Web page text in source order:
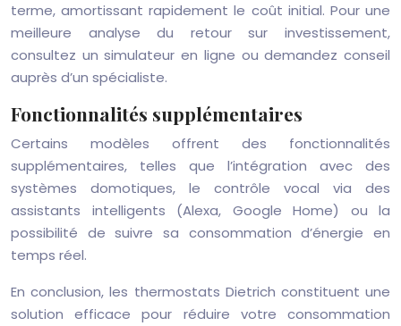
terme, amortissant rapidement le coût initial. Pour une
meilleure analyse du retour sur investissement,
consultez un simulateur en ligne ou demandez conseil
auprès d’un spécialiste.
Fonctionnalités supplémentaires
Certains modèles offrent des fonctionnalités
supplémentaires, telles que l’intégration avec des
systèmes domotiques, le contrôle vocal via des
assistants intelligents (Alexa, Google Home) ou la
possibilité de suivre sa consommation d’énergie en
temps réel.
En conclusion, les thermostats Dietrich constituent une
solution efficace pour réduire votre consommation